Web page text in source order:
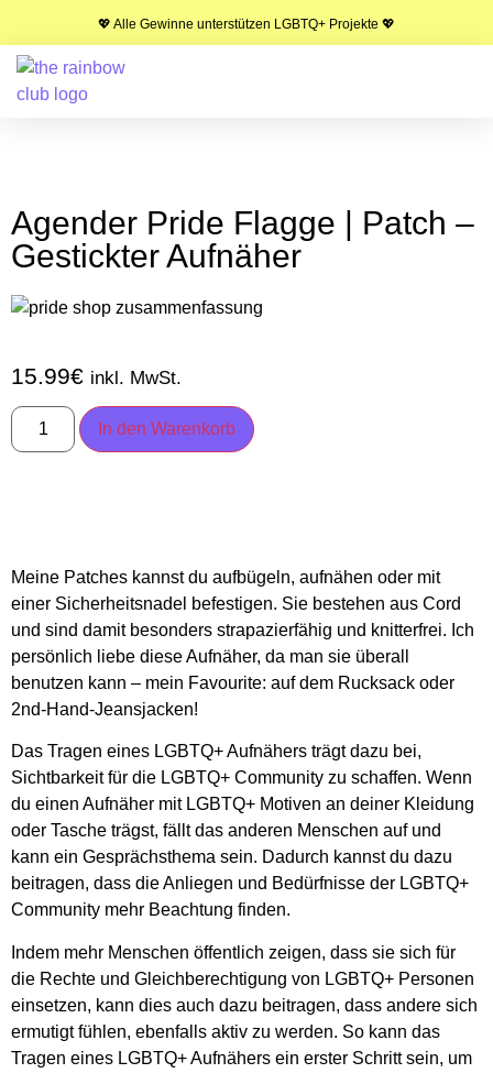
💖 Alle Gewinne unterstützen LGBTQ+ Projekte 💖
Agender Pride Flagge | Patch –
Gestickter Aufnäher
15.99€ inkl. MwSt.
In den Warenkorb
Meine Patches kannst du aufbügeln, aufnähen oder mit
einer Sicherheitsnadel befestigen. Sie bestehen aus Cord
und sind damit besonders strapazierfähig und knitterfrei. Ich
persönlich liebe diese Aufnäher, da man sie überall
benutzen kann – mein Favourite: auf dem Rucksack oder
2nd-Hand-Jeansjacken!
Das Tragen eines LGBTQ+ Aufnähers trägt dazu bei,
Sichtbarkeit für die LGBTQ+ Community zu schaffen. Wenn
du einen Aufnäher mit LGBTQ+ Motiven an deiner Kleidung
oder Tasche trägst, fällt das anderen Menschen auf und
kann ein Gesprächsthema sein. Dadurch kannst du dazu
beitragen, dass die Anliegen und Bedürfnisse der LGBTQ+
Community mehr Beachtung finden.
Indem mehr Menschen öffentlich zeigen, dass sie sich für
die Rechte und Gleichberechtigung von LGBTQ+ Personen
einsetzen, kann dies auch dazu beitragen, dass andere sich
ermutigt fühlen, ebenfalls aktiv zu werden. So kann das
Tragen eines LGBTQ+ Aufnähers ein erster Schritt sein, um